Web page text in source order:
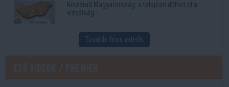
Kiszárad Magyarország: a talajban dőlhet el a
vízválság
További friss videók